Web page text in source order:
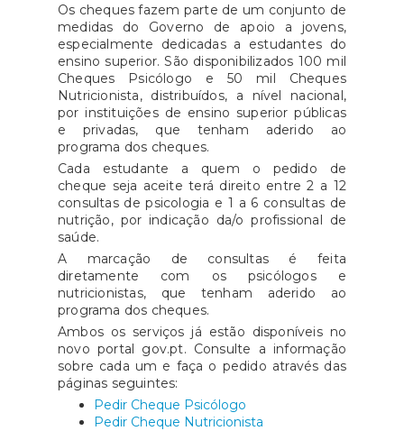
Os cheques fazem parte de um conjunto de
medidas do Governo de apoio a jovens,
especialmente dedicadas a estudantes do
ensino superior. São disponibilizados 100 mil
Cheques Psicólogo e 50 mil Cheques
Nutricionista, distribuídos, a nível nacional,
por instituições de ensino superior públicas
e privadas, que tenham aderido ao
programa dos cheques.
Cada estudante a quem o pedido de
cheque seja aceite terá direito entre 2 a 12
consultas de psicologia e 1 a 6 consultas de
nutrição, por indicação da/o profissional de
saúde.
A marcação de consultas é feita
diretamente com os psicólogos e
nutricionistas, que tenham aderido ao
programa dos cheques.
Ambos os serviços já estão disponíveis no
novo portal gov.pt. Consulte a informação
sobre cada um e faça o pedido através das
páginas seguintes:
Pedir Cheque Psicólogo
Pedir Cheque Nutricionista